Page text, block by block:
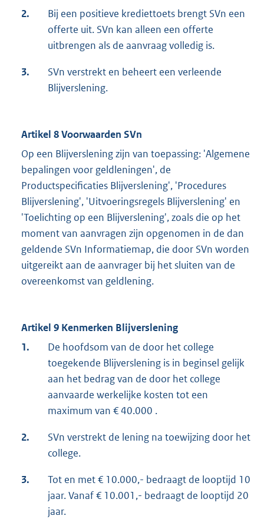
2.
Bij een positieve krediettoets brengt SVn een
offerte uit. SVn kan alleen een offerte
uitbrengen als de aanvraag volledig is.
3.
SVn verstrekt en beheert een verleende
Blijverslening.
Artikel 8 Voorwaarden SVn
Op een Blijverslening zijn van toepassing: 'Algemene
bepalingen voor geldleningen', de
Productspecificaties Blijverslening', 'Procedures
Blijverslening', 'Uitvoeringsregels Blijverslening' en
'Toelichting op een Blijverslening', zoals die op het
moment van aanvragen zijn opgenomen in de dan
geldende SVn Informatiemap, die door SVn worden
uitgereikt aan de aanvrager bij het sluiten van de
overeenkomst van geldlening.
Artikel 9 Kenmerken Blijverslening
1.
De hoofdsom van de door het college
toegekende Blijverslening is in beginsel gelijk
aan het bedrag van de door het college
aanvaarde werkelijke kosten tot een
maximum van € 40.000 .
2.
SVn verstrekt de lening na toewijzing door het
college.
3.
Tot en met € 10.000,- bedraagt de looptijd 10
jaar. Vanaf € 10.001,- bedraagt de looptijd 20
jaar.